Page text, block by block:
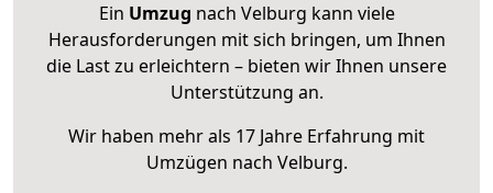
Ein Umzug nach Velburg kann viele
Herausforderungen mit sich bringen, um Ihnen
die Last zu erleichtern – bieten wir Ihnen unsere
Unterstützung an.
Wir haben mehr als 17 Jahre Erfahrung mit
Umzügen nach Velburg.